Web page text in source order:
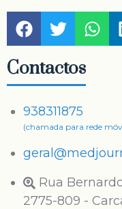
Contactos
938311875
(chamada para rede
Rua
2775-809 -